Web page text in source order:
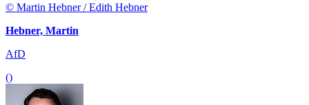
© Martin Hebner / Edith Hebner
Hebner, Martin
AfD
()